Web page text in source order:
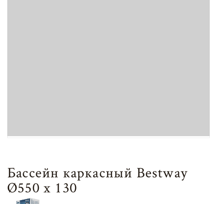
Бассейн каркасный Bestway
Ø550 х 130